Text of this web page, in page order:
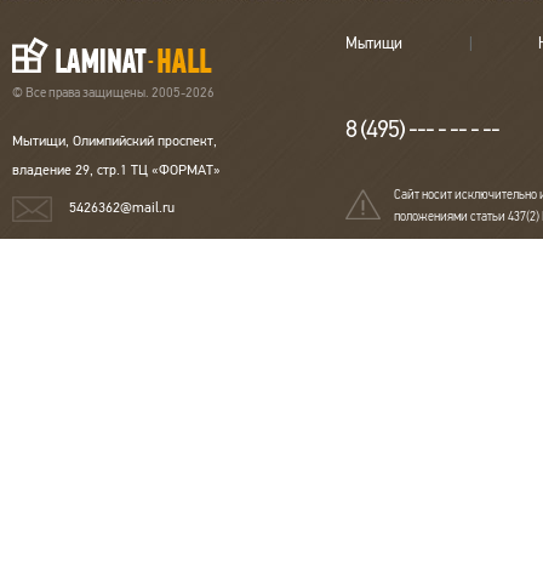
© Все права защищены. 2005-2026
Мытищи, Олимпийский проспект,
владение 29, стр.1 ТЦ «ФОРМАТ»
5426362@mail.ru
Мытищи
8 (495) --- - -- - --
Сайт носит исключительно
положениями статьи